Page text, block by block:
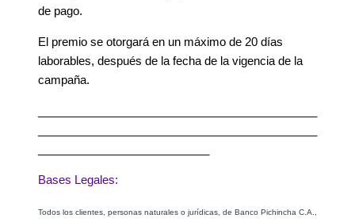
de pago.
El premio se otorgará en un máximo de 20 días
laborables, después de la fecha de la vigencia de la
campaña.
Bases Legales:
Todos los clientes, personas naturales o jurídicas, de Banco Pichincha C.A.,